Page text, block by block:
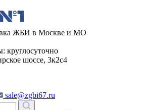
ЖБИ в Москве и МО
круглосуточно
шоссе, 3к2с4
sale@zgbi67.ru